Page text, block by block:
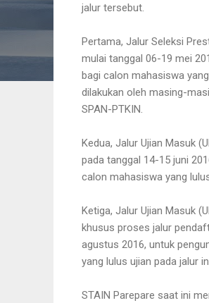
jalur tersebut.
Pertama, Jalur Seleksi
mulai tanggal 06-19 mei
bagi calon mahasiswa
dilakukan oleh masing-
SPAN-PTKIN.
Kedua, Jalur Ujian Masuk
pada tanggal 14-15 juni
calon mahasiswa yang
Ketiga, Jalur Ujian Masuk
khusus proses jalur
agustus 2016, untuk
yang lulus ujian pada jalur
STAIN Parepare saat ini